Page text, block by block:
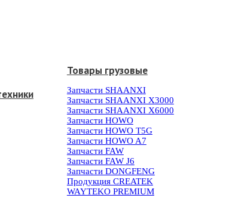
Товары грузовые
Запчасти SHAANXI
Запчасти SHAANXI X3000
Запчасти SHAANXI X6000
Запчасти HOWO
Запчасти HOWO T5G
Запчасти HOWO A7
Запчасти FAW
Запчасти FAW J6
Запчасти DONGFENG
Продукция CREATEK
WAYTEKO PREMIUM